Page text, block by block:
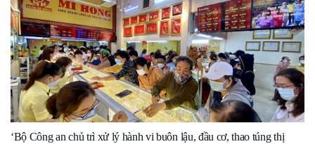
‘Bộ Công an chủ trì xử lý hành vi buôn lậu, đầu cơ, thao túng thị